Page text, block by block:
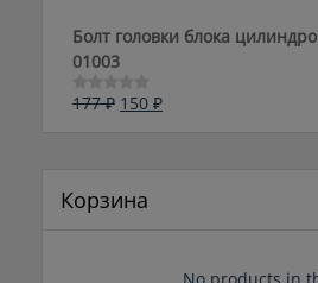
Болт головки блока
01003
Оценка
177₽ Первоначальная
150 ₽Текущая
Корзина